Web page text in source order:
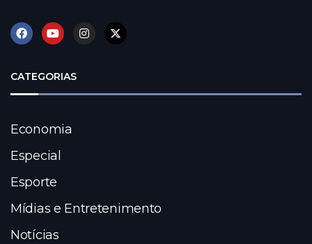
CATEGORIAS
Economia
Especial
Esporte
Mídias e Entretenimento
Notícias